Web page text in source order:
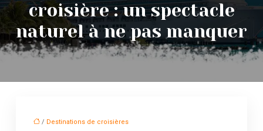
croisière : un spectacle
naturel à ne pas manquer
/ Destinations de croisières